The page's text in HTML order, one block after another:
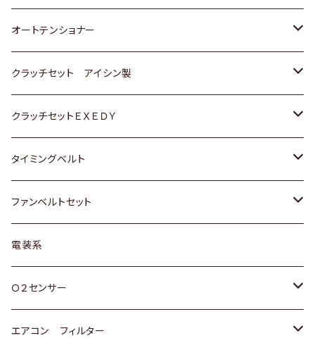
スバル
三菱
スバル
三菱
スバル
いすゞ
ダイハツ
マツダ
三菱
スバル
日野
GOLF
ＷＡＧＥＮ
アストロ（シボレー）
クライスラー
ＷＡＧＥＮ
ＶＯＬＶＯ
ホンダ
スズキ
日産
ダイハツ
マツダ
三菱
スバル
スズキ
ダイハツ
日産
ホンダ
マツダ
オートテンショナー
トヨタ
クラッチセット アイシン製
ホンダ
スズキ
ダイハツ
マツダ
三菱
スバル
クラッチセットＥＸＥＤＹ
ホンダ
スズキ
日産
ダイハツ
マツダ
タイミングベルト
トヨタ
スズキ
ダイハツ
三菱
ファンベルトセット
トヨタ
ホンダ
スズキ
電装系
Ｏ２センサー
トヨタ
エアコン フィルター